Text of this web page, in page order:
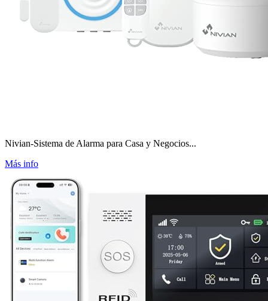
Nivian-Sistema de Alarma para Casa y Negocios...
Más info